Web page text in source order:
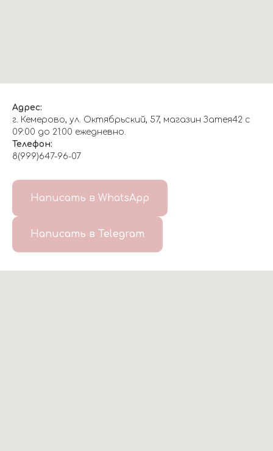
Адрес:
г. Кемерово, ул. Октябрьский, 57, магазин Затея42 с
09:00 до 21:00 ежедневно.
Телефон:
8(999)647-96-07
Написать в WhatsApp
Написать в Telegram